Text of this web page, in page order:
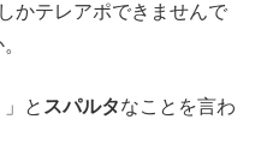
かテレアポできませんで
と スパルタなことを言わ